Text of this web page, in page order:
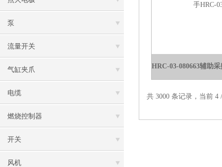
泵
流量开关
气缸夹爪
电缆
燃烧控制器
开关
风机
共 3000 条记录，当前